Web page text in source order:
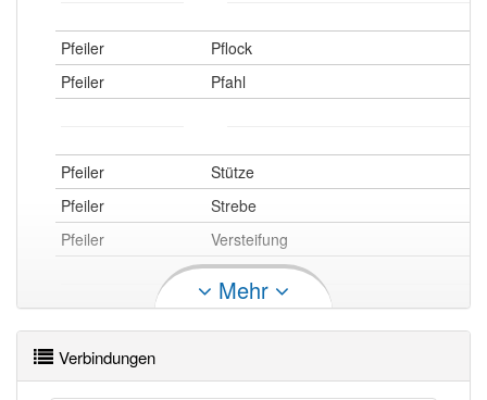
Pfeiler
Pflock
Pfeiler
Pfahl
Pfeiler
Stütze
Pfeiler
Strebe
Pfeiler
Versteifung
Pfeiler
Pohl
Pfeiler
Mehr
Verbindungen